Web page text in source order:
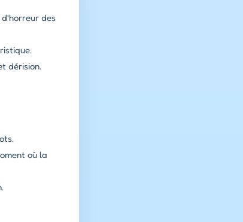
des
dérision.
où la